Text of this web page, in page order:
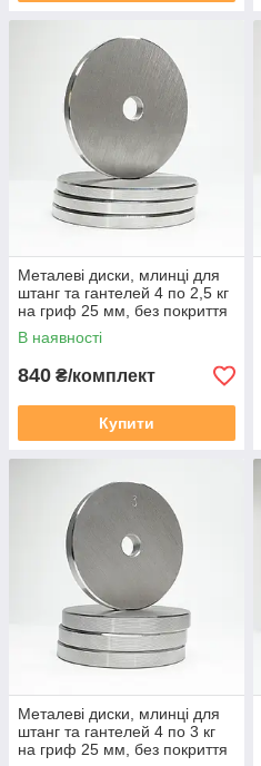
Металеві диски, млинці для
штанг та гантелей 4 по 2,5 кг
на гриф 25 мм, без покриття
В наявності
840 ₴/комплект
Купити
Металеві диски, млинці для
штанг та гантелей 4 по 3 кг
на гриф 25 мм, без покриття